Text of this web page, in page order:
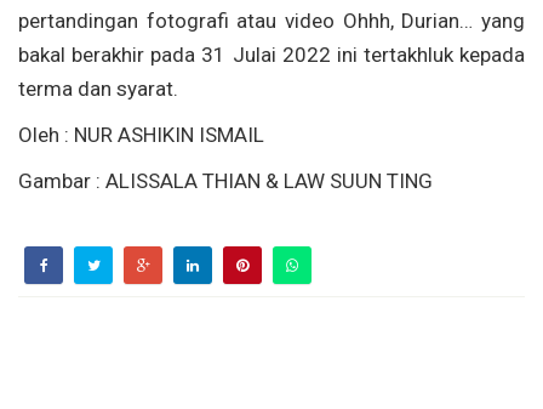
pertandingan fotografi atau video Ohhh, Durian… yang
bakal berakhir pada 31 Julai 2022 ini tertakhluk kepada
terma dan syarat.
Oleh : NUR ASHIKIN ISMAIL
Gambar : ALISSALA THIAN & LAW SUUN TING